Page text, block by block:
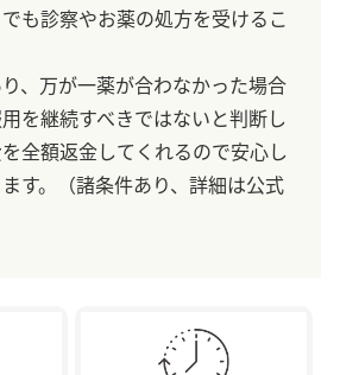
も診察やお薬の処方を受けるこ
、万が一薬が合わなかった場合
を継続すべきではないと判断し
全額返金してくれるので安心し
す。（諸条件あり、詳細は公式